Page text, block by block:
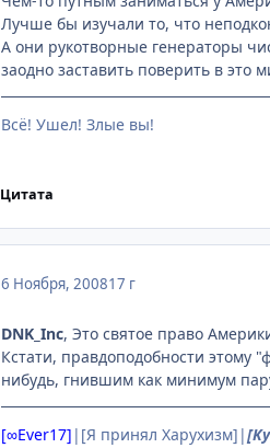
Лучше бы изучали то, что
А они рукотворные генераторы
заодно заставить поверить в это
Всё! Ушел! Злые вы!
Цитата
6 Ноября, 200817 г
DNK_Inc, Это святое право
Кстати, правдоподобности этому
нибудь, гнившим как минимум
[∞Ever17] |[Я принял Харухизм]|